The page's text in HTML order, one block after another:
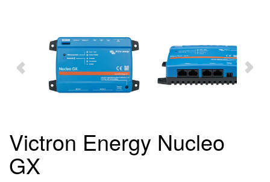
Victron Energy Nucleo
GX